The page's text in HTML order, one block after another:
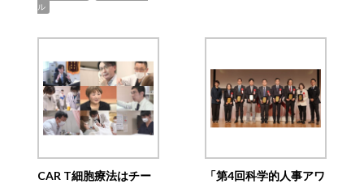
ル
CAR T細胞療法はチー
「第4回科学的人事アワ